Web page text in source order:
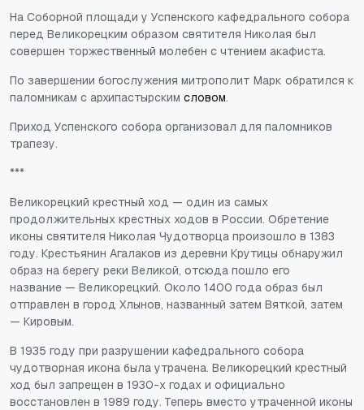
На Соборной площади у Успенского кафедрального собора
перед Великорецким образом святителя Николая был
совершен торжественный молебен с чтением акафиста.
По завершении богослужения митрополит Марк обратился к
паломникам с архипастырским словом.
Приход Успенского собора организовал для паломников
трапезу.
***
Великорецкий крестный ход — один из самых
продолжительных крестных ходов в России. Обретение
иконы святителя Николая Чудотворца произошло в 1383
году. Крестьянин Агалаков из деревни Крутицы обнаружил
образ на берегу реки Великой, отсюда пошло его
название — Великорецкий. Около 1400 года образ был
отправлен в город Хлынов, названный затем Вяткой, затем
— Кировым.
В 1935 году при разрушении кафедрального собора
чудотворная икона была утрачена. Великорецкий крестный
ход был запрещен в 1930-х годах и официально
восстановлен в 1989 году. Теперь вместо утраченной иконы